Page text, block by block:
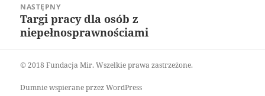
NASTĘPNY
Następny
wpis:
Targi pracy dla osób z
niepełnosprawnościami
© 2018 Fundacja Mir. Wszelkie prawa zastrzeżone.
Dumnie wspierane przez WordPress